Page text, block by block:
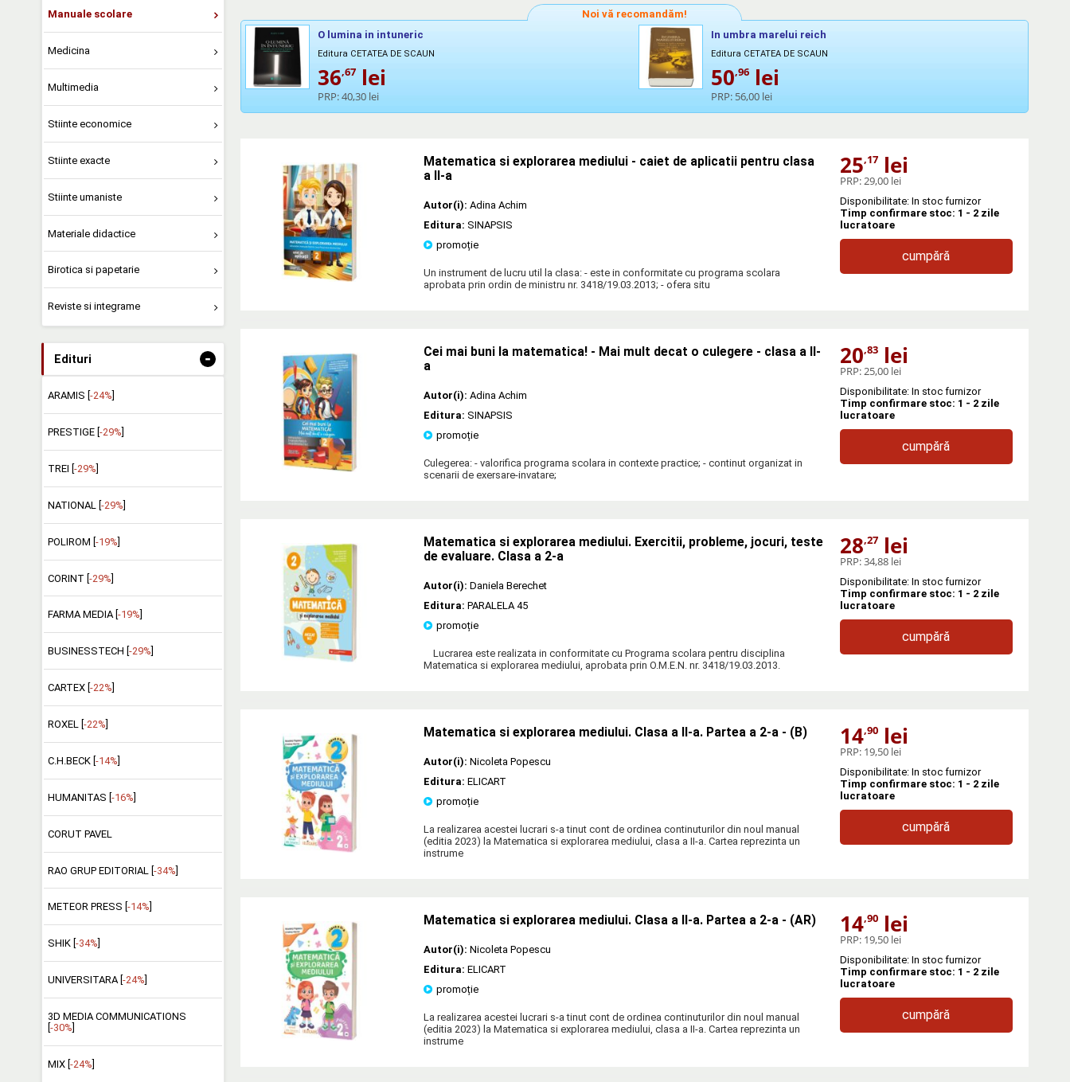
Manuale scolare
Medicina
Multimedia
Stiinte economice
Stiinte exacte
Stiinte umaniste
Materiale didactice
Birotica si papetarie
Reviste si integrame
Edituri -
ARAMIS [ -24%
PRESTIGE [ -29%
TREI [ -29%
NATIONAL [ -29%
POLIROM [-19%]
CORINT [-29%]
FARMA MEDIA [ -19%
BUSINESSTECH [ -29%
CARTEX [ -22%
ROXEL [ -22%
C.H.BECK [ -14%
HUMANITAS [ -16%
CORUT PAVEL
RAO GRUP EDITORIAL [-34%]
METEOR PRESS [ -14%
SHIK [ -34%
UNIVERSITARA [ -24%
3D MEDIA COMMUNICATIONS
-30%
MIX [ -24%
Noi vă recomandăm!
O lumina in intuneric
Editura CETATEA DE SCAUN
36,67 lei
PRP:40,30 lei
In umbra marelui reich
Editura CETATEA DE SCAUN
50,96 lei
PRP: 56,00 lei
Matematica si explorarea mediului - caiet de aplicatii pentru clasa
a II-a
Autor(i): Adina Achim
Editura: SINAPSIS
promoție
Un instrument de lucru util la clasa: - este in conformitate cu programa scolara
aprobata prin ordin de ministru nr. 3418/19.03.2013; - ofera situ
25,17lei
PRP: 29,00 lei
Disponibilitate: In stoc furnizor
Timp confirmare stoc: 1 - 2 zile
lucratoare
cumpără
Cei mai buni la matematica! - Mai mult decat o culegere - clasa a II-
a
Autor(i): Adina Achim
Editura: SINAPSIS
promoție
Culegerea: - valorifica programa scolara in contexte practice; - continut organizat in
scenarii de exersare-invatare;
20,83lei
PRP: 25,00 lei
Disponibilitate: In stoc furnizor
Timp confirmare stoc: 1 - 2 zile
lucratoare
cumpără
Matematica si explorarea mediului. Exercitii, probleme, jocuri, teste
de evaluare. Clasa a 2-a
Autor(i): Daniela Berechet
Editura: PARALELA 45
promoție
Lucrarea este realizata in conformitate cu Programa scolara pentru disciplina
Matematica si explorarea mediului, aprobata prin O.M.E.N. nr. 3418/19.03.2013.
28,27lei
PRP:34,88 lei
Disponibilitate: In stoc furnizor
Timp confirmare stoc: 1 - 2 zile
lucratoare
cumpără
Matematica si explorarea mediului. Clasa a II-a. Partea a 2-a - (B)
Autor(i): Nicoleta Popescu
Editura: ELICART
promoție
La realizarea acestei lucrari s-a tinut cont de ordinea continuturilor din noul manual
(editia 2023) la Matematica si explorarea mediului, clasa a II-a. Cartea reprezinta un
instrume
14,90lei
PRP: 19,50 lei
Disponibilitate: In stoc furnizor
Timp confirmare stoc: 1 - 2 zile
lucratoare
cumpără
Matematica si explorarea mediului. Clasa a II-a. Partea a 2-a - (AR)
Autor(i): Nicoleta Popescu
Editura: ELICART
promoție
La realizarea acestei lucrari s-a tinut cont de ordinea continuturilor din noul manual
(editia 2023) la Matematica si explorarea mediului, clasa a II-a. Cartea reprezinta un
instrume
14,90lei
PRP: 19,50 lei
Disponibilitate: In stoc furnizor
Timp confirmare stoc: 1 - 2 zile
lucratoare
cumpără